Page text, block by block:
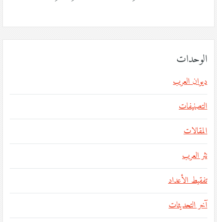
الوحدات
ديوان العرب
التصنيفات
المقالات
نثر العرب
تفقيط الأعداد
آخر التحديثات